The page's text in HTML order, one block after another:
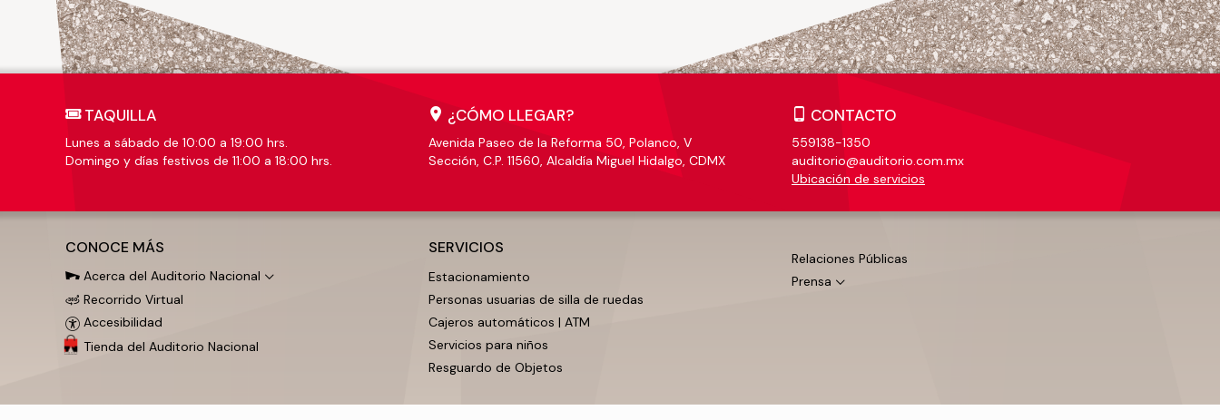
TAQUILLA
Lunes a sábado de 10:00 a 19:00 hrs.
Domingo y días festivos de 11:00 a 18:00 hrs.
¿CÓMO LLEGAR?
Avenida Paseo de la Reforma 50, Polanco, V
Sección, C.P. 11560, Alcaldía Miguel Hidalgo, CDMX
CONTACTO
559138-1350
auditorio@auditorio.com.mx
Ubicación de servicios
CONOCE MÁS
Acerca del Auditorio Nacional
Recorrido Virtual
Accesibilidad
Tienda del Auditorio Nacional
SERVICIOS
Estacionamiento
Personas usuarias de silla de ruedas
Cajeros automáticos | ATM
Servicios para niños
Resguardo de Objetos
Relaciones Públicas
Prensa